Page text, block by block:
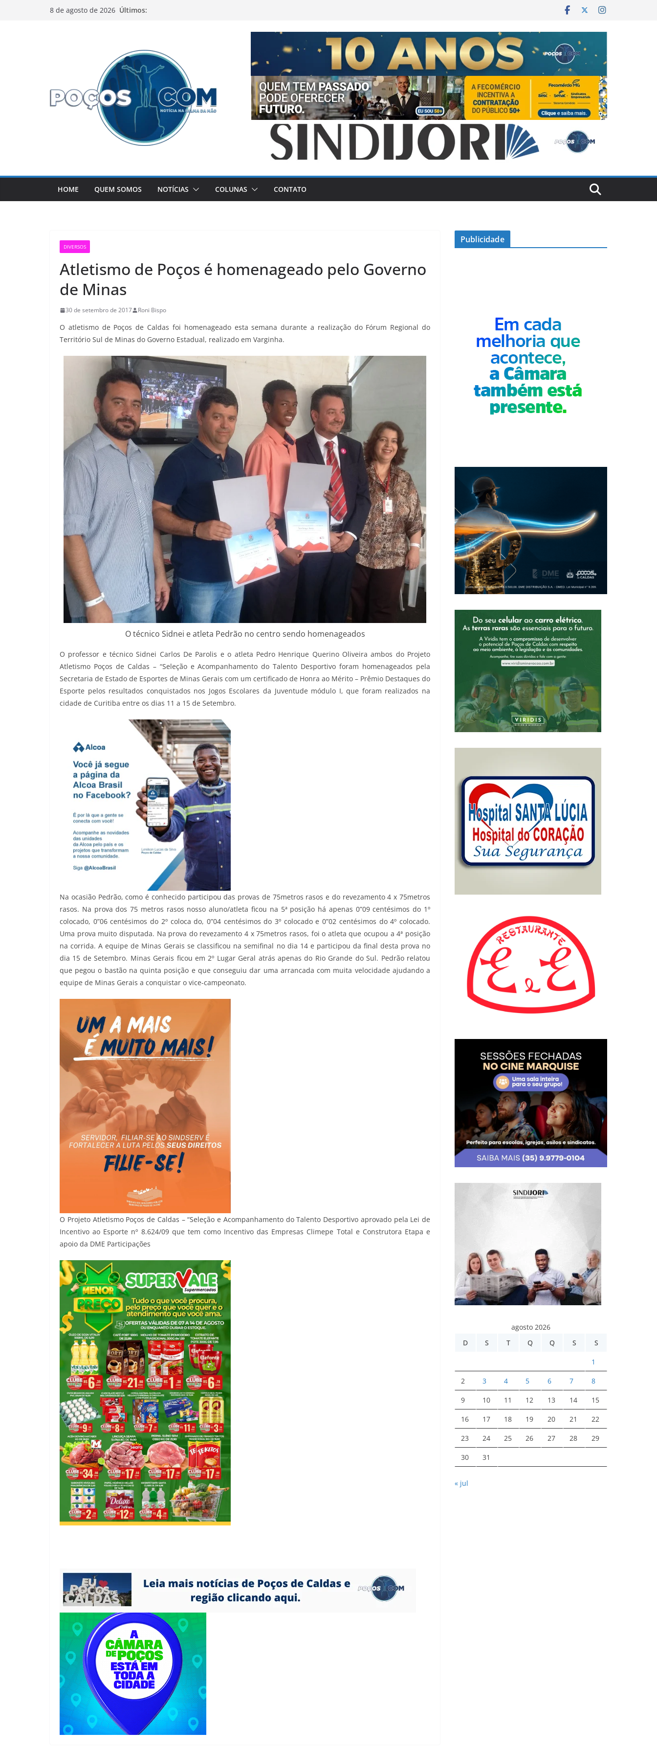
8 de agosto de 2026 Últimos:
HOME QUEM SOMOS NOTÍCIAS COLUNAS CONTATO
DIVERSOS
Atletismo de Poços é homenageado pelo Governo
de Minas
30 de setembro de 2017 Roni Bispo
O atletismo de Poços de Caldas foi homenageado esta semana durante a realização do Fórum Regional do
Território Sul de Minas do Governo Estadual, realizado em Varginha.
O técnico Sidnei e atleta Pedrão no centro sendo homenageados
O professor e técnico Sidnei Carlos De Parolis e o atleta Pedro Henrique Querino Oliveira ambos do Projeto
Atletismo Poços de Caldas – “Seleção e Acompanhamento do Talento Desportivo foram homenageados pela
Secretaria de Estado de Esportes de Minas Gerais com um certificado de Honra ao Mérito – Prêmio Destaques do
Esporte pelos resultados conquistados nos Jogos Escolares da Juventude módulo I, que foram realizados na
cidade de Curitiba entre os dias 11 a 15 de Setembro.
Na ocasião Pedrão, como é conhecido participou das provas de 75metros rasos e do revezamento 4 x 75metros
rasos. Na prova dos 75 metros rasos nosso aluno/atleta ficou na 5ª posição há apenas 0”09 centésimos do 1º
colocado, 0”06 centésimos do 2º coloca do, 0”04 centésimos do 3º colocado e 0”02 centésimos do 4º colocado.
Uma prova muito disputada. Na prova do revezamento 4 x 75metros rasos, foi o atleta que ocupou a 4ª posição
na corrida. A equipe de Minas Gerais se classificou na semifinal no dia 14 e participou da final desta prova no
dia 15 de Setembro. Minas Gerais ficou em 2º Lugar Geral atrás apenas do Rio Grande do Sul. Pedrão relatou
que pegou o bastão na quinta posição e que conseguiu dar uma arrancada com muita velocidade ajudando a
equipe de Minas Gerais a conquistar o vice-campeonato.
O Projeto Atletismo Poços de Caldas – “Seleção e Acompanhamento do Talento Desportivo aprovado pela Lei de
Incentivo ao Esporte nº 8.624/09 que tem como Incentivo das Empresas Climepe Total e Construtora Etapa e
apoio da DME Participações
Publicidade
agosto 2026
D
S T Q Q S S
1
2 3 4 5 6 7 8
9 10 11 12 13 14 15
16 17 18 19 20 21 22
23 24 25 26 27 28 29
30 31
« jul